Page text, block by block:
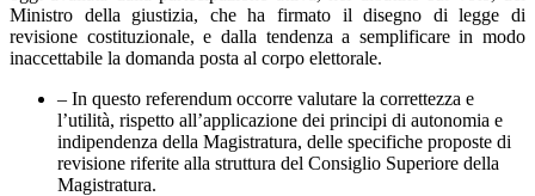
Ministro della giustizia, che ha firmato il disegno di legge di
revisione costituzionale, e dalla tendenza a semplificare in modo
inaccettabile la domanda posta al corpo elettorale.
– In questo referendum occorre valutare la correttezza e
l’utilità, rispetto all’applicazione dei principi di autonomia e
indipendenza della Magistratura, delle specifiche proposte di
revisione riferite alla struttura del Consiglio Superiore della
Magistratura.